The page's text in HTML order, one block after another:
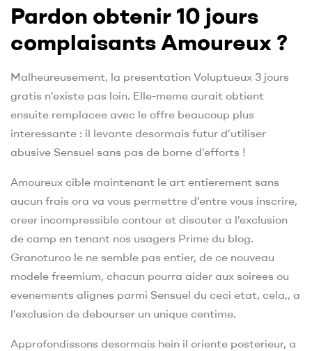
Pardon obtenir 10 jours
complaisants Amoureux ?
Malheureusement, la presentation Voluptueux 3 jours
gratis n’existe pas loin. Elle-meme aurait obtient
ensuite remplacee avec le offre beaucoup plus
interessante : il levante desormais futur d’utiliser
abusive Sensuel sans pas de borne d’efforts !
Amoureux cible maintenant le art entierement sans
aucun frais ora va vous permettre d’entre vous inscrire,
creer incompressible contour et discuter a l’exclusion
de camp en tenant nos usagers Prime du blog.
Granoturco le ne semble pas entier, de ce nouveau
modele freemium, chacun pourra aider aux soirees ou
evenements alignes parmi Sensuel du ceci etat, cela,, a
l’exclusion de debourser un unique centime.
Approfondissons desormais hein il oriente posterieur, a